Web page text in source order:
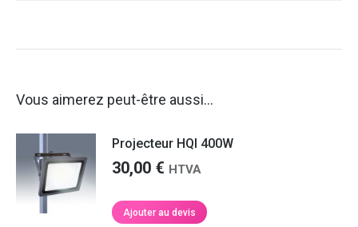
Vous aimerez peut-être aussi…
Projecteur HQI 400W
30,00 € HTVA
Ajouter au devis